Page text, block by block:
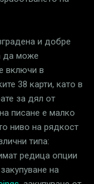
и добре
да може
включи в
38 карти, като в
за дял от
писане е малко
ниво на рядкост
типа:
редица опции
на